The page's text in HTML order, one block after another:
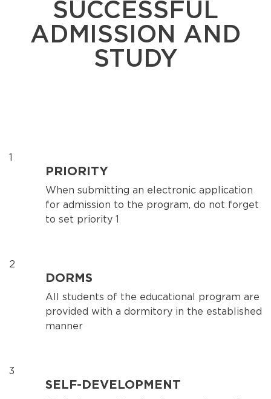
SUCCESSFUL
ADMISSION AND
STUDY
PRIORITY
When submitting an electronic application
for admission to the program, do not forget
to set priority 1
2
DORMS
All students of the educational program are
provided with a dormitory in the established
manner
3
SELF-DEVELOPMENT